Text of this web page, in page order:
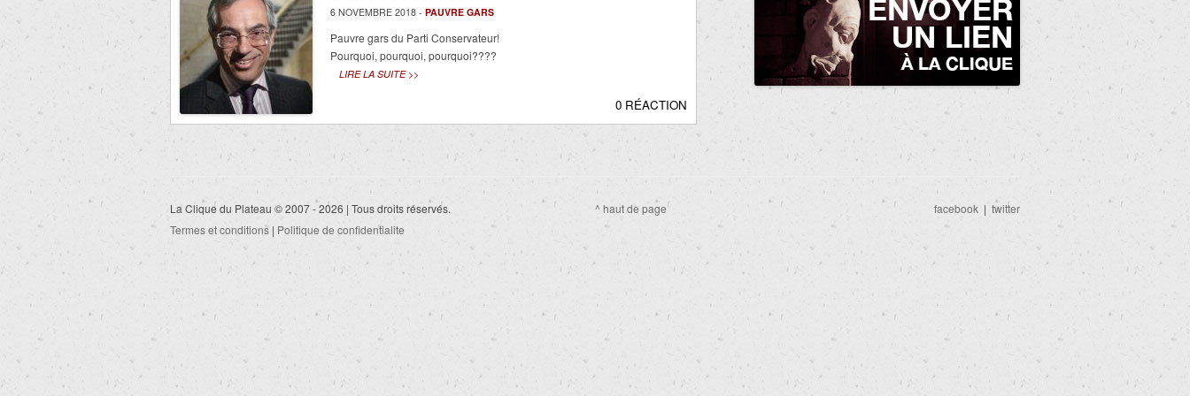
6 NOVEMBRE 2018 - PAUVRE GARS
Pauvre gars du Parti Conservateur!
Pourquoi, pourquoi, pourquoi????
LIRE LA SUITE >>
0 RÉACTION
La Clique du Plateau © 2007 - 2026 | Tous droits réservés.
Termes et conditions | Politique de confidentialite
^ haut de page facebook | twitter